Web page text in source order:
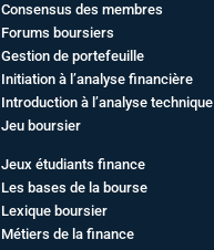
Consensus des membres
Forums boursiers
Gestion de portefeuille
Initiation à l’analyse financière
Introduction à l’analyse technique
Jeu boursier
Jeux étudiants finance
Les bases de la bourse
Lexique boursier
Métiers de la finance